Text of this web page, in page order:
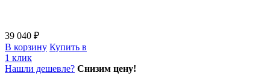
39 040 ₽
В корзину Купить в
1 клик
Нашли дешевле? Снизим цену!